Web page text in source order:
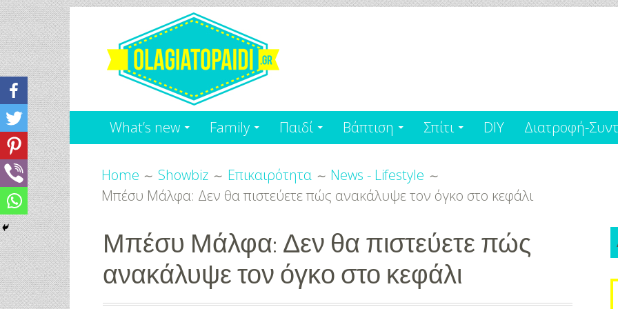
Skip
to
content
Olagiatopaidi.gr
Όλα
Για
το
Παιδί
-
What’s new Family Παιδί Βάπτιση Σπίτι DIY Διατροφή-
Breadcrumbs
Home Showbiz Επικαιρότητα
News - Lifestyle
Μπέσυ Μάλφα: Δεν θα πιστεύετε πώς ανακάλυψε τον όγκο στο κεφάλι
Μπέσυ Μάλφα: Δεν θα πιστεύετε πώς
ανακάλυψε τον όγκο στο κεφάλι